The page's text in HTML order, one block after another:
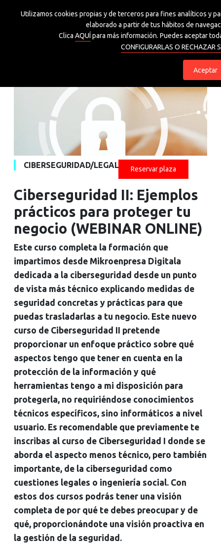
Grupo Spri
eu es
CIBERSEGURIDAD/LEGAL Reservar plaza
Ciberseguridad II: Ejemplos
prácticos para proteger tu
negocio (WEBINAR ONLINE)
Este curso completa la formación que
impartimos desde Mikroenpresa Digitala
dedicada a la ciberseguridad desde un punto
de vista más técnico explicando medidas de
seguridad concretas y prácticas para que
puedas trasladarlas a tu negocio. Este nuevo
curso de Ciberseguridad II pretende
proporcionar un enfoque práctico sobre qué
aspectos tengo que tener en cuenta en la
protección de la información y qué
herramientas tengo a mi disposición para
protegerla, no requiriéndose conocimientos
técnicos específicos, sino informáticos a nivel
usuario. Es recomendable que previamente te
inscribas al curso de Ciberseguridad I donde se
aborda el aspecto menos técnico, pero también
importante, de la ciberseguridad como
cuestiones legales o ingeniería social. Con
estos dos cursos podrás tener una visión
completa de por qué te debes preocupar y de
qué, proporcionándote una visión proactiva en
la gestión de la seguridad.
Utilizamos cookies propias y de terceros para fines analíticos y
elaborado a partir de tus hábitos de
Clica AQUÍpara más información. Puedes aceptar
CONFIGURARLAS O RECHAZAR
Aceptar